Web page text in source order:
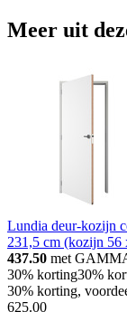
Meer uit
Lundia deur-kozijn
231,5 cm (kozijn 56
437.50 met
30% korting30%
30% korting,
625.00